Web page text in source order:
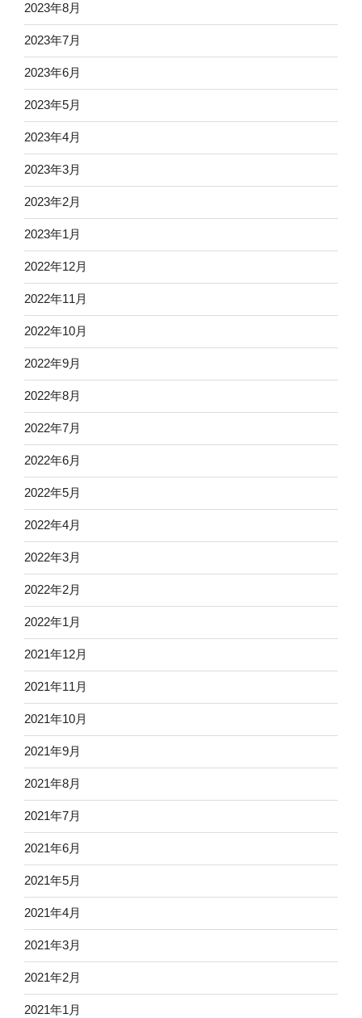
2023年8月
2023年7月
2023年6月
2023年5月
2023年4月
2023年3月
2023年2月
2023年1月
2022年12月
2022年11月
2022年10月
2022年9月
2022年8月
2022年7月
2022年6月
2022年5月
2022年4月
2022年3月
2022年2月
2022年1月
2021年12月
2021年11月
2021年10月
2021年9月
2021年8月
2021年7月
2021年6月
2021年5月
2021年4月
2021年3月
2021年2月
2021年1月